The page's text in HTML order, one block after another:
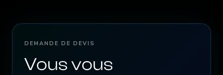
DEMANDE DE DEVIS
Vous vous